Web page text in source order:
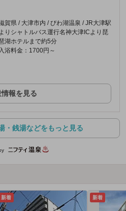
賀県 / 大津市内 / びわ湖温泉 / JR大津駅
りシャトルバス運行名神大津ICより琵
湖ホテルまで約5分
入浴料金：1700円～
報を見る
・銭湯などをもっと見る
新着 新着